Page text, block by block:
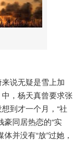
说无疑是雪上加
，杨天真曾要求张
到才一个月，“社
豪同居热恋的“实
并没有“放”过她，